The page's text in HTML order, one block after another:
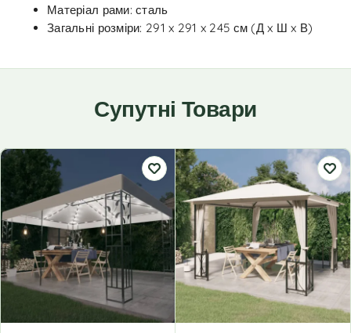
Матеріал рами: сталь
Загальні розміри: 291 x 291 x 245 см (Д x Ш x В)
Супутні Товари